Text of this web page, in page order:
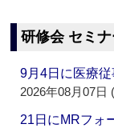
研修会 セミ
9月4日に医療
2026年08月07日
21日にMRフォ